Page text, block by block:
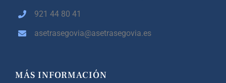
921 44 80 41
asetrasegovia@asetrasegovia.es
MÁS INFORMACIÓN